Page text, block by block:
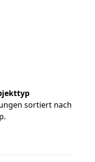
sortiert nach